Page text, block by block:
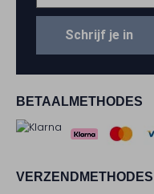
BETAALMETHODES
VERZENDMETHODES
Schrijf je in